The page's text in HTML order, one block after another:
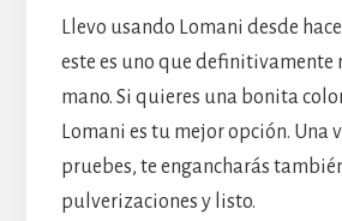
Llevo usando Lomani desde
este es uno que definitivamente
mano. Si quieres una bonita
Lomani es tu mejor opción. Una
pruebes, te engancharás
pulverizaciones y listo.